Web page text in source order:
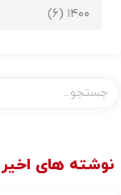
۱۴۰۰ (۶)
جستجو
نوشته های اخیر